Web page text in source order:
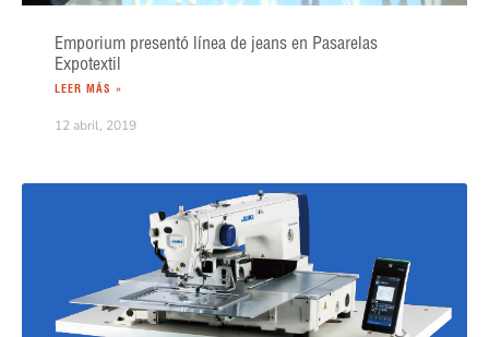
Emporium presentó línea de jeans en Pasarelas
Expotextil
LEER MÁS »
12 abril, 2019